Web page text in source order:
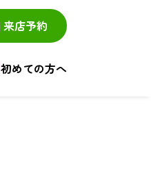
来店予約
初めての方へ